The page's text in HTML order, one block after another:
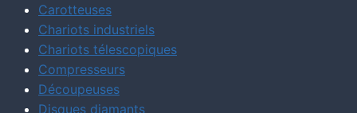
Carotteuses
Chariots industriels
Chariots télescopiques
Compresseurs
Découpeuses
Disques diamants